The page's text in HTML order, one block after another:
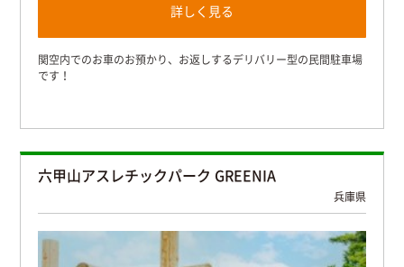
詳しく見る
関空内でのお車のお預かり、お返しするデリバリー型の民間駐車場
です！
六甲山アスレチックパーク GREENIA
兵庫県